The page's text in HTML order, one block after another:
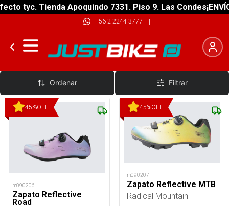
tyc. Tienda Apoquindo 7331. Piso 9. Las Condes
+56 2 2244 3777 |
Zapatillas Fijación
Ordenar Filtrar
45%OFF
m090206
Zapato Reflective
Road
45%OFF
m090207
Zapato Reflective MTB
Radical Mountain